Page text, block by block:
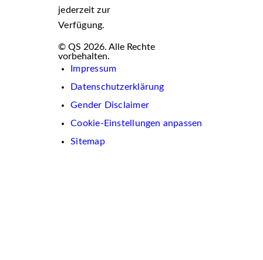
jederzeit zur
Verfügung.
© QS 2026. Alle Rechte
vorbehalten.
Impressum
Datenschutzerklärung
Gender Disclaimer
Cookie-Einstellungen anpassen
Sitemap